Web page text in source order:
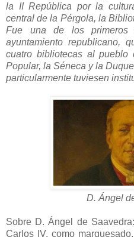
la II República por la
central de la Pérgola, la
Fue una de los primeros
ayuntamiento republicano,
cuatro bibliotecas al
Popular, la Séneca y la
particularmente tuviesen
D. Ángel
Sobre D. Ángel de
Carlos IV, como